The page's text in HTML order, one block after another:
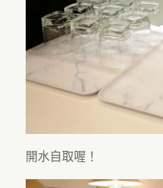
開水自取喔！